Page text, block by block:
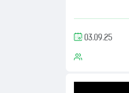
03.09.25